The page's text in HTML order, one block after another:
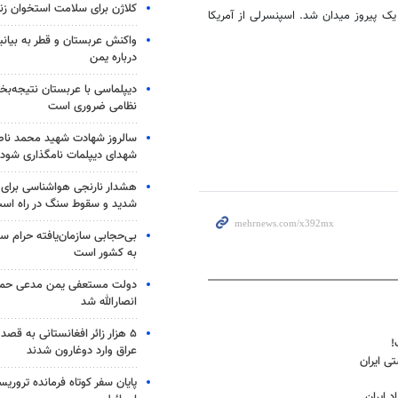
مبارزه کرد که با نتیجه ۶ بر یک پیروز میدان شد. اسپنسرلی از آمریکا
ایران
کلاژن برای سلامت استخوان
واکنش عربستان و قطر به
درباره یمن
دیپلماسی با عربستان
نظامی ضروری است
سالروز شهادت شهید محمد
شهدای دیپلمات نامگذاری
شدید و سقوط سنگ در راه
بی‌حجابی سازمان‌یافته حرام
به کشور است
دولت مستعفی یمن مدعی
انصارالله شد
۵ هزار زائر افغانستانی به
عراق وارد دوغارون شدند
پایان سفر کوتاه فرمانده